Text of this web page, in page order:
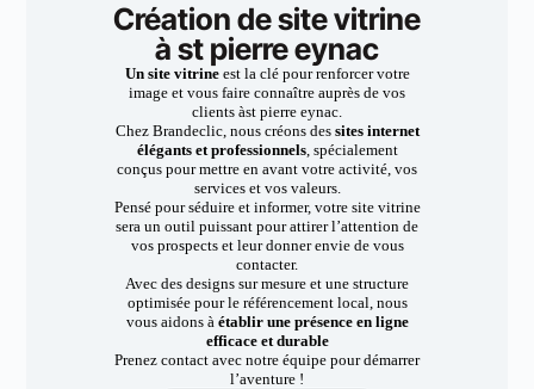
Création de site vitrine
à st pierre eynac
Un site vitrineest la clé pour renforcer votre
image et vous faire connaître auprès de vos
clients àst pierre eynac.
Chez Brandeclic, nous créons dessites internet
élégants et professionnels, spécialement
conçus pour mettre en avant votre activité, vos
services et vos valeurs.
Pensé pour séduire et informer, votre site vitrine
sera un outil puissant pour attirer l’attention de
vos prospects et leur donner envie de vous
contacter.
Avec des designs sur mesure et une structure
optimisée pour le référencement local, nous
vous aidons à établir une présence en ligne
efficace et durable
Prenez contact avec notre équipe pour démarrer
l’aventure !